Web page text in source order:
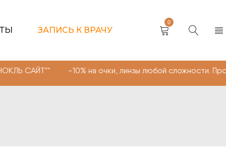
ЗАПИСЬ К ВРАЧУ
0
на очки, линзы любой сложности.